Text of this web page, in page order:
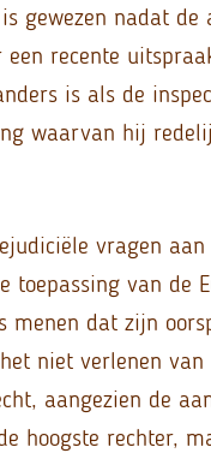
gewezen nadat de
recente
is als de
waarvan hij
vragen aan
van de
dat zijn
niet verlenen
aangezien de
hoogste rechter,